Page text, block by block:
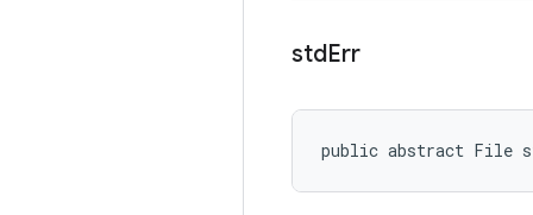
stdErr
public abstract File